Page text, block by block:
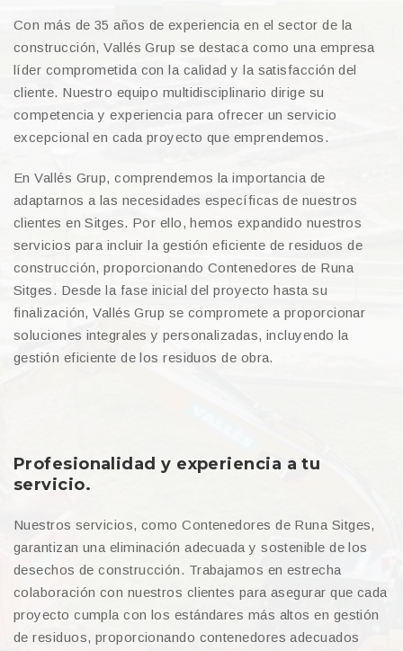
Con más de 35 años de experiencia en el sector de la
construcción, Vallés Grup se destaca como una empresa
líder comprometida con la calidad y la satisfacción del
cliente. Nuestro equipo multidisciplinario dirige su
competencia y experiencia para ofrecer un servicio
excepcional en cada proyecto que emprendemos.
En Vallés Grup, comprendemos la importancia de
adaptarnos a las necesidades específicas de nuestros
clientes en Sitges. Por ello, hemos expandido nuestros
servicios para incluir la gestión eficiente de residuos de
construcción, proporcionando Contenedores de Runa
Sitges. Desde la fase inicial del proyecto hasta su
finalización, Vallés Grup se compromete a proporcionar
soluciones integrales y personalizadas, incluyendo la
gestión eficiente de los residuos de obra.
Profesionalidad y experiencia a tu
servicio.
Nuestros servicios, como Contenedores de Runa Sitges,
garantizan una eliminación adecuada y sostenible de los
desechos de construcción. Trabajamos en estrecha
colaboración con nuestros clientes para asegurar que cada
proyecto cumpla con los estándares más altos en gestión
de residuos, proporcionando contenedores adecuados